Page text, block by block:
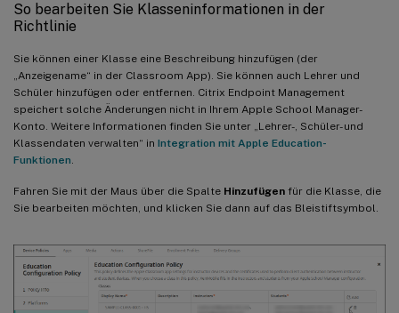
So bearbeiten Sie Klasseninformationen in der
Richtlinie
Sie können einer Klasse eine Beschreibung hinzufügen (der
„Anzeigename“ in der Classroom App). Sie können auch Lehrer und
Schüler hinzufügen oder entfernen. Citrix Endpoint Management
speichert solche Änderungen nicht in Ihrem Apple School Manager-
Konto. Weitere Informationen finden Sie unter „Lehrer-, Schüler- und
Klassendaten verwalten“ in Integration mit Apple Education-
Funktionen.
Fahren Sie mit der Maus über die Spalte Hinzufügen für die Klasse, die
Sie bearbeiten möchten, und klicken Sie dann auf das Bleistiftsymbol.